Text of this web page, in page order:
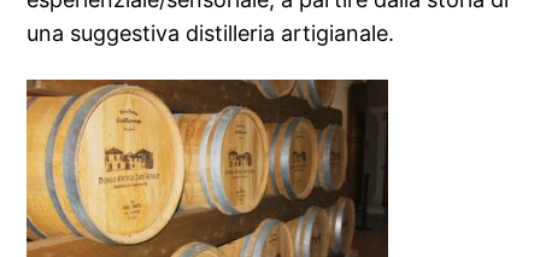
una suggestiva distilleria artigianale.